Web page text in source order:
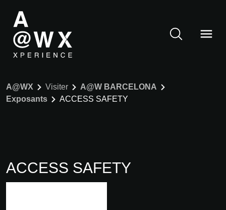
A@WX Visiter
A@W BARCELONA
Exposants
ACCESS SAFETY
ACCESS SAFETY